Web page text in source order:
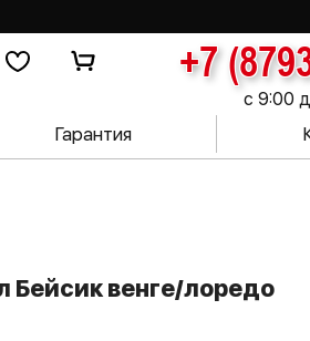
+7
с 9:00
Гарантия
Бейсик венге/лоредо